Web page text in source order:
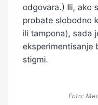
odgovara.) Ili, ako
probate slobodno
ili tampona), sada
eksperimentisanje
stigmi.
Foto: